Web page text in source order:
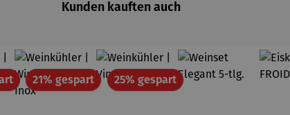
Kunden kauften auch
Rabatt21% gespartRabatt25% gespartRabatt